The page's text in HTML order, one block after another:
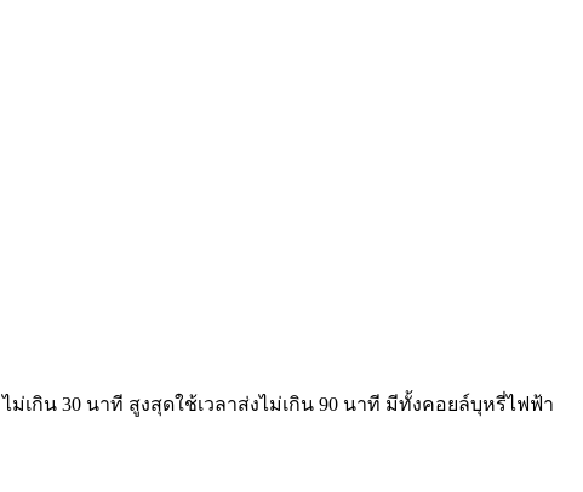
ไม่เกิน 30 นาที สูงสุดใช้เวลาส่งไม่เกิน 90 นาที มีทั้งคอยล์บุหรี่ไฟฟ้า